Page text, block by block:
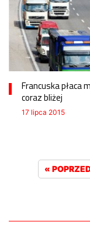
Francuska płaca
coraz bliżej
17 lipca 2015
«